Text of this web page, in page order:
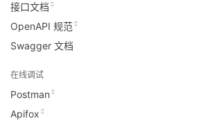
接口文档
OpenAPI 规范
Swagger 文档
在线调试
Postman
Apifox